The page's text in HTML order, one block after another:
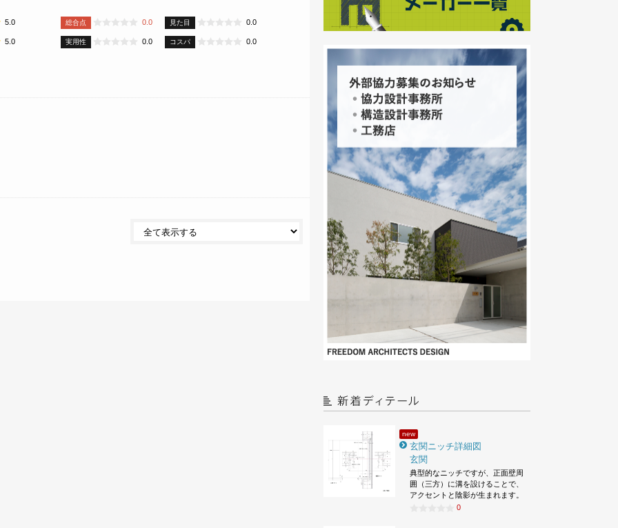
5.0
5.0
総合点 0.0 見た目 0.0
実用性 0.0 コスパ 0.0
new
玄関ニッチ詳細図
玄関
典型的なニッチですが、正面壁周
囲（三方）に溝を設けることで、
アクセントと陰影が生まれます。
0